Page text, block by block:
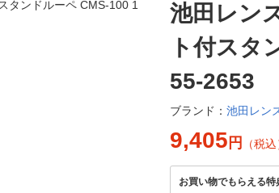
池田レン
ト付スタ
55-2653
ブランド： 池田レン
9,405 円 （税込
お買い物でもらえる特